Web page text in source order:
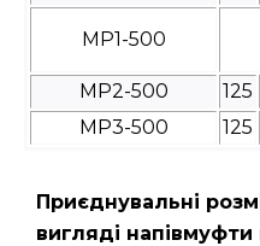
МР1-500
МР2-500
125
МР3-500
125
Приєднувальні
вигляді